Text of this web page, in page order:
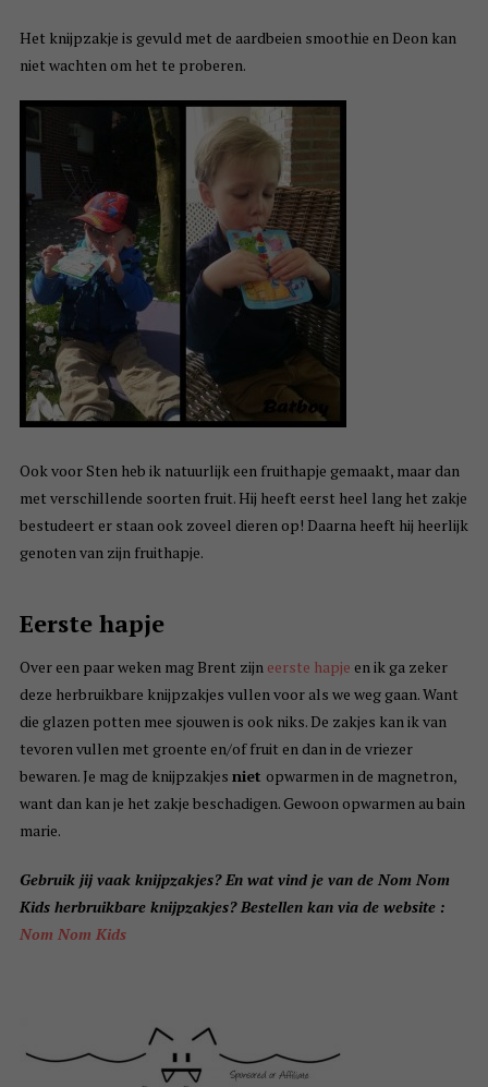
Het knijpzakje is gevuld met de aardbeien smoothie en Deon kan
niet wachten om het te proberen.
Ook voor Sten heb ik natuurlijk een fruithapje gemaakt, maar dan
met verschillende soorten fruit. Hij heeft eerst heel lang het zakje
bestudeert er staan ook zoveel dieren op! Daarna heeft hij heerlijk
genoten van zijn fruithapje.
Eerste hapje
Over een paar weken mag Brent zijn eerste hapje en ik ga zeker
deze herbruikbare knijpzakjes vullen voor als we weg gaan. Want
die glazen potten mee sjouwen is ook niks. De zakjes kan ik van
tevoren vullen met groente en/of fruit en dan in de vriezer
bewaren. Je mag de knijpzakjes niet opwarmen in de magnetron,
want dan kan je het zakje beschadigen. Gewoon opwarmen au bain
marie.
Gebruik jij vaak knijpzakjes? En wat vind je van de Nom Nom
Kids herbruikbare knijpzakjes? Bestellen kan via de website :
Nom Nom Kids